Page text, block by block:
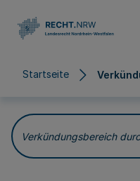
Startseite
Verkündungsbereich